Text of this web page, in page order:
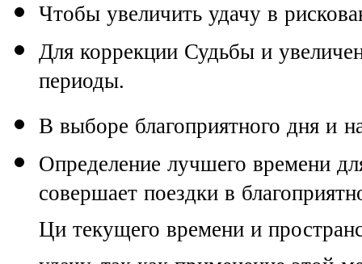
Чтобы увеличить удачу в
Для коррекции Судьбы и
периоды.
В выборе благоприятного дня и
Определение лучшего времени
совершает поездки в
Ци текущего времени и